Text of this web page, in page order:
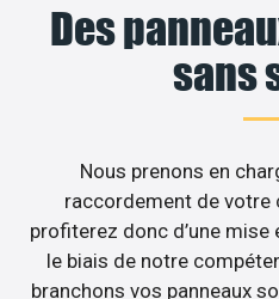
Des
sans
Nous prenons en
raccordement de votre
profiterez donc d’une mise
le biais de notre
branchons vos panneaux